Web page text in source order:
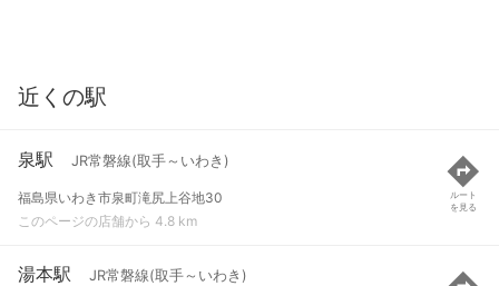
近くの駅
泉駅 JR常磐線(取手～いわき)
福島県いわき市泉町滝尻上谷地30
このページの店舗から 4.8 km
ルート
を見る
湯本駅 JR常磐線(取手～いわき)